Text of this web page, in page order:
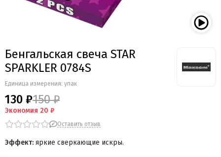
Бомбардир
УПЗ
Веселая Затея
Салют России
Русская петарда
Бенгальская свеча STAR
SPARKLER 0784S
Единица измерения: упак
130 ₽150 ₽
Экономия 20 ₽
Оставить отзыв
Эффект: яркие сверкающие искры.